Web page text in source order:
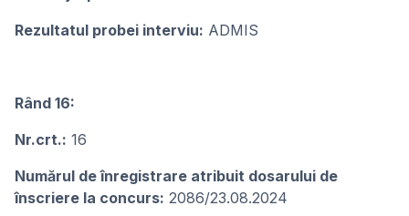
Rezultatul probei interviu: ADMIS
Rând 16:
Nr.crt.: 16
Numărul de înregistrare atribuit dosarului de
înscriere la concurs: 2086/23.08.2024